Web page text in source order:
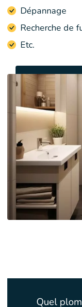
Dépannage
Recherche de
Etc.
Quel